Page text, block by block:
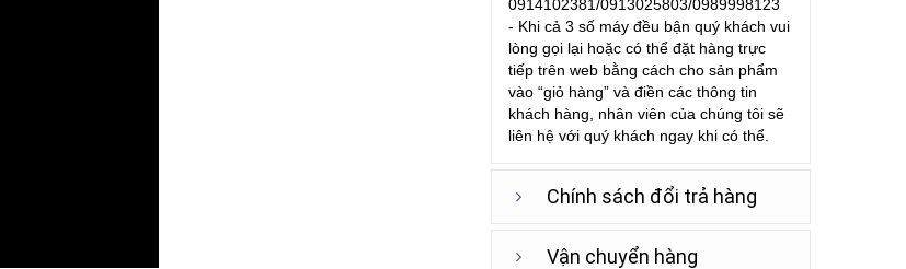
0914102381/0913025803/0989998123
- Khi cả 3 số máy đều bận quý khách vui
lòng gọi lại hoặc có thể đặt hàng trực
tiếp trên web bằng cách cho sản phẩm
vào “giỏ hàng” và điền các thông tin
khách hàng, nhân viên của chúng tôi sẽ
liên hệ với quý khách ngay khi có thể.
Chính sách đổi trả hàng
Vận chuyển hàng